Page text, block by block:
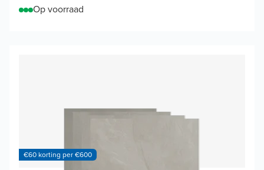
Op voorraad
€60 korting per €600